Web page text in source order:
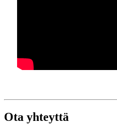
Ota yhteyttä